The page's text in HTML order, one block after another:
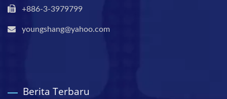
+886-3-3979799
youngshang@yahoo.com
Berita Terbaru